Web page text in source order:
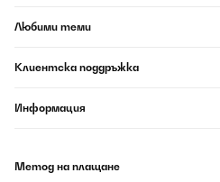
Любими теми
Клиентска поддръжка
Информация
Метод на плащане